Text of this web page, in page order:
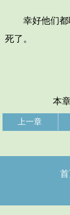
幸好他们
死了。
本
上一章